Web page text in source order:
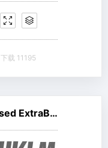
下载 11195
Fira Sans Extra Condensed ExtraBold Italic